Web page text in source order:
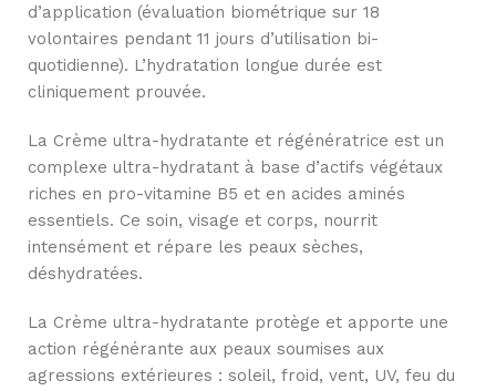
d’application (évaluation biométrique sur 18
volontaires pendant 11 jours d’utilisation bi-
quotidienne). L’hydratation longue durée est
cliniquement prouvée.
La Crème ultra-hydratante et régénératrice est un
complexe ultra-hydratant à base d’actifs végétaux
riches en pro-vitamine B5 et en acides aminés
essentiels. Ce soin, visage et corps, nourrit
intensément et répare les peaux sèches,
déshydratées.
La Crème ultra-hydratante protège et apporte une
action régénérante aux peaux soumises aux
agressions extérieures : soleil, froid, vent, UV, feu du